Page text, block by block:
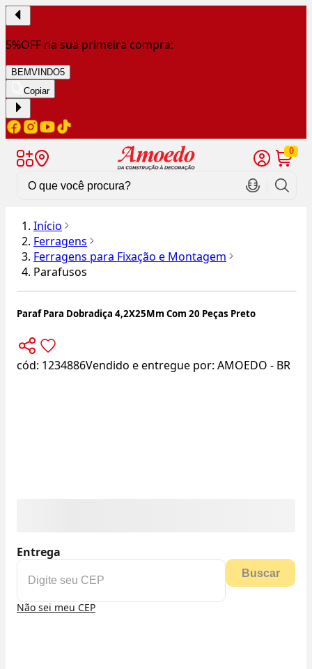
5%OFF na sua primeira compra:
BEMVINDO5
Copiar
0
Início
Ferragens
Ferragens para Fixação e Montagem
Parafusos
Paraf Para Dobradiça 4,2X25Mm Com 20 Peças Preto
cód: 1234886Vendido e entregue por: AMOEDO - BR
Entrega
Buscar
Não sei meu CEP